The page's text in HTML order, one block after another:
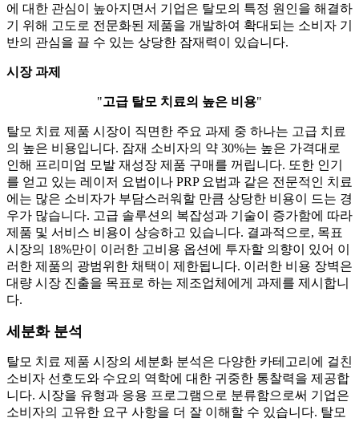
에 대한 관심이 높아지면서 기업은 탈모의 특정 원인을 해결하
기 위해 고도로 전문화된 제품을 개발하여 확대되는 소비자 기
반의 관심을 끌 수 있는 상당한 잠재력이 있습니다.
시장 과제
"고급 탈모 치료의 높은 비용"
탈모 치료 제품 시장이 직면한 주요 과제 중 하나는 고급 치료
의 높은 비용입니다. 잠재 소비자의 약 30%는 높은 가격대로
인해 프리미엄 모발 재성장 제품 구매를 꺼립니다. 또한 인기
를 얻고 있는 레이저 요법이나 PRP 요법과 같은 전문적인 치료
에는 많은 소비자가 부담스러워할 만큼 상당한 비용이 드는 경
우가 많습니다. 고급 솔루션의 복잡성과 기술이 증가함에 따라
제품 및 서비스 비용이 상승하고 있습니다. 결과적으로, 목표
시장의 18%만이 이러한 고비용 옵션에 투자할 의향이 있어 이
러한 제품의 광범위한 채택이 제한됩니다. 이러한 비용 장벽은
대량 시장 진출을 목표로 하는 제조업체에게 과제를 제시합니
다.
세분화 분석
탈모 치료 제품 시장의 세분화 분석은 다양한 카테고리에 걸친
소비자 선호도와 수요의 역학에 대한 귀중한 통찰력을 제공합
니다. 시장을 유형과 응용 프로그램으로 분류함으로써 기업은
소비자의 고유한 요구 사항을 더 잘 이해할 수 있습니다. 탈모